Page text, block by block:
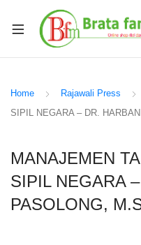
Home Rajawali Press
SIPIL NEGARA – DR.
MANAJEMEN
SIPIL NEGARA
PASOLONG,